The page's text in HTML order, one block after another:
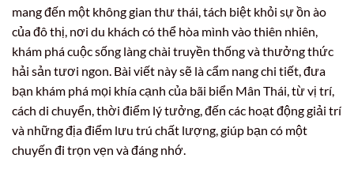
mang đến một không gian thư thái, tách biệt khỏi sự ồn ào
của đô thị, nơi du khách có thể hòa mình vào thiên nhiên,
khám phá cuộc sống làng chài truyền thống và thưởng thức
hải sản tươi ngon. Bài viết này sẽ là cẩm nang chi tiết, đưa
bạn khám phá mọi khía cạnh của bãi biển Mân Thái, từ vị trí,
cách di chuyển, thời điểm lý tưởng, đến các hoạt động giải trí
và những địa điểm lưu trú chất lượng, giúp bạn có một
chuyến đi trọn vẹn và đáng nhớ.